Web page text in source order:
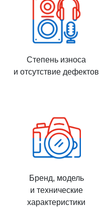
Степень износа
и отсутствие дефектов
Бренд, модель
и технические
характеристики